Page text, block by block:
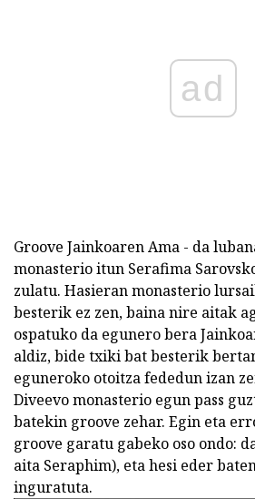
ad
Groove Jainkoaren Ama - da
monasterio itun Serafima
zulatu. Hasieran monasterio
besterik ez zen, baina nire aitak
ospatuko da egunero bera
aldiz, bide txiki bat besterik
eguneroko otoitza fededun izan
Diveevo monasterio egun pass
batekin groove zehar. Egin eta
groove garatu gabeko oso ondo:
aita Seraphim), eta hesi eder
inguratuta.